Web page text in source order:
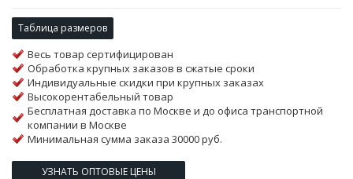
Таблица размеров
Весь товар сертифицирован
Обработка крупных заказов в сжатые сроки
Индивидуальные скидки при крупных заказах
Высокорентабельный товар
Бесплатная доставка по Москве и до офиса транспортной
компании в Москве
Минимальная сумма заказа 30000 руб.
УЗНАТЬ ОПТОВЫЕ ЦЕНЫ